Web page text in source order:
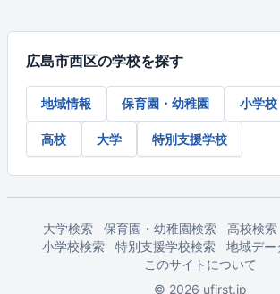
広島市西区の学校を探す
地域情報 保育園・幼稚園 小学校
高校 大学 特別支援学校
大学検索 保育園・幼稚園検索 高校検索
小学校検索
特別支援学校検索
地域デー
このサイトについて
© 2026 ufirst.jp